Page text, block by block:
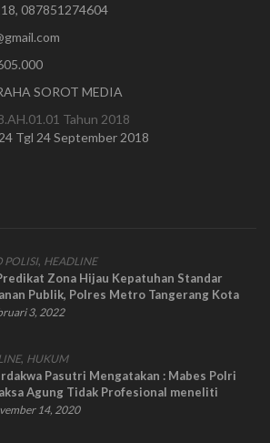
087851274604
SOROT MEDIA
Tahun 2018
Tgl 24 September 2018
POLISI, HEADLINE
Zona Hijau Kepatuhan Standar
Publik, Polres Metro Tangerang Kota
Penghargaan dari Ombudsman
3, 2022
, HUKUM
Pasutri Mengatakan : Mabes Polri
Agung Tidak Profesional meneliti
Perkara14, 2020